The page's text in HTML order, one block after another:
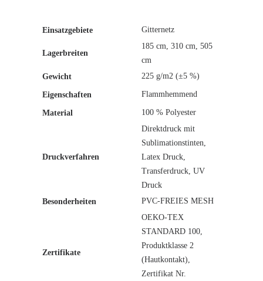
Einsatzgebiete Gitternetz
Lagerbreiten
185 cm, 310 cm, 505
cm
Gewicht
225 g/m2 (±5 %)
Eigenschaften Flammhemmend
Material 100 % Polyester
Druckverfahren
Direktdruck mit
Sublimationstinten,
Latex Druck,
Transferdruck, UV
Druck
Besonderheiten
PVC-FREIES MESH
Zertifikate
OEKO-TEX
STANDARD 100,
Produktklasse 2
(Hautkontakt),
Zertifikat Nr.